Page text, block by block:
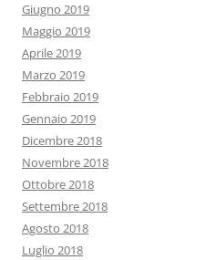
Giugno 2019
Maggio 2019
Aprile 2019
Marzo 2019
Febbraio 2019
Gennaio 2019
Dicembre 2018
Novembre 2018
Ottobre 2018
Settembre 2018
Agosto 2018
Luglio 2018